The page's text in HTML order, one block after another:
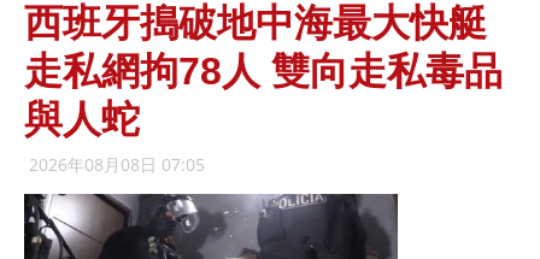
西班牙搗破地中海最大快艇
走私網拘78人 雙向走私毒品
與人蛇
2026年08月08日 07:05